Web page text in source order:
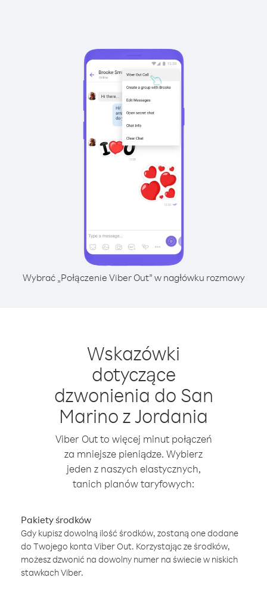
Wybrać „Połączenie Viber Out” w nagłówku rozmowy
Wskazówki
dotyczące
dzwonienia do San
Marino z Jordania
Viber Out to więcej minut połączeń
za mniejsze pieniądze. Wybierz
jeden z naszych elastycznych,
tanich planów taryfowych:
Pakiety środków
Gdy kupisz dowolną ilość środków, zostaną one dodane
do Twojego konta Viber Out. Korzystając ze środków,
możesz dzwonić na dowolny numer na świecie w niskich
stawkach Viber.